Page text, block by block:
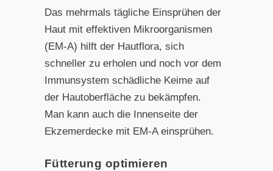
Das mehrmals tägliche Einsprühen der
Haut mit effektiven Mikroorganismen
(EM-A) hilft der Hautflora, sich
schneller zu erholen und noch vor dem
Immunsystem schädliche Keime auf
der Hautoberfläche zu bekämpfen.
Man kann auch die Innenseite der
Ekzemerdecke mit EM-A einsprühen.
Fütterung optimieren